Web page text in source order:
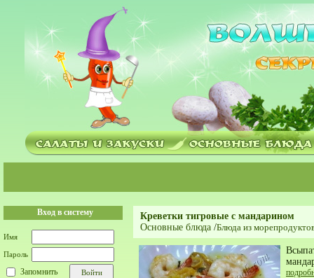
Вход в систему
Имя
Пароль
Запомнить
Креветки тигровые с мандарином
Основные блюда /Блюда из